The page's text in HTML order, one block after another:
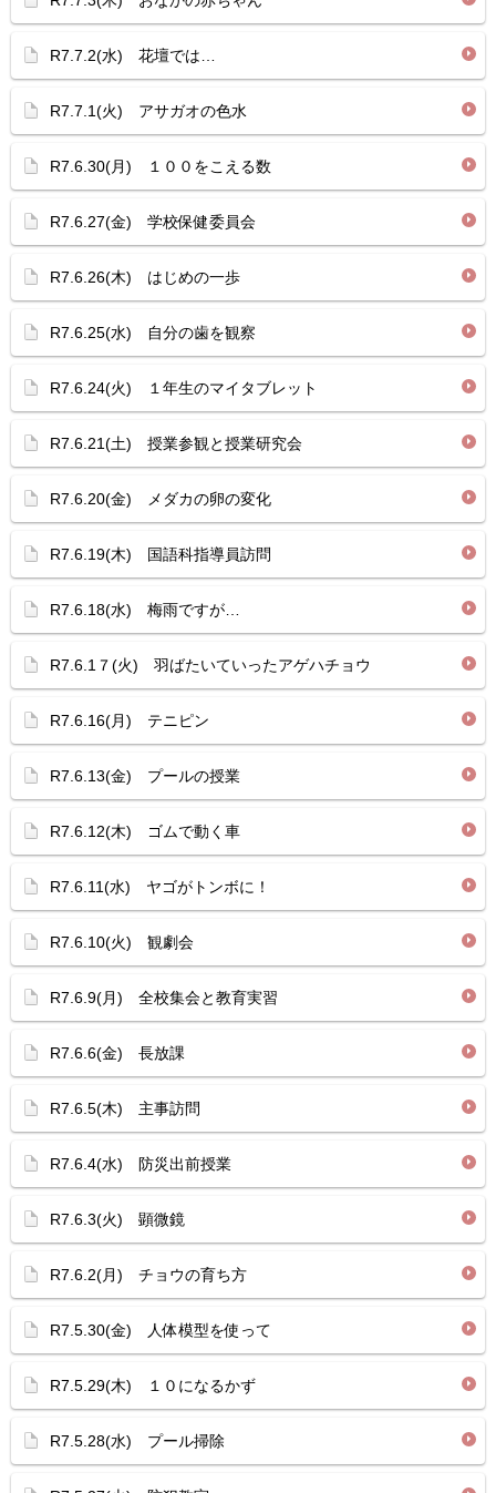
R7.7.2(水) 花壇では…
R7.7.1(火) アサガオの色水
R7.6.30(月) １００をこえる数
R7.6.27(金) 学校保健委員会
R7.6.26(木) はじめの一歩
R7.6.25(水) 自分の歯を観察
R7.6.24(火) １年生のマイタブレット
R7.6.21(土) 授業参観と授業研究会
R7.6.20(金) メダカの卵の変化
R7.6.19(木) 国語科指導員訪問
R7.6.18(水) 梅雨ですが…
R7.6.1７(火) 羽ばたいていったアゲハチョウ
R7.6.16(月) テニピン
R7.6.13(金) プールの授業
R7.6.12(木) ゴムで動く車
R7.6.11(水) ヤゴがトンボに！
R7.6.10(火) 観劇会
R7.6.9(月) 全校集会と教育実習
R7.6.6(金) 長放課
R7.6.5(木) 主事訪問
R7.6.4(水) 防災出前授業
R7.6.3(火) 顕微鏡
R7.6.2(月) チョウの育ち方
R7.5.30(金) 人体模型を使って
R7.5.29(木) １０になるかず
R7.5.28(水) プール掃除